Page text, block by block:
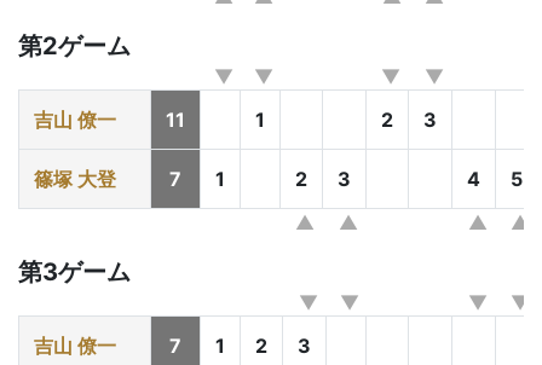
第2ゲーム
吉山 僚一 11 1 2 3
篠塚 大登 7 1 2 3 4 5
第3ゲーム
吉山 僚一 7 1 2 3